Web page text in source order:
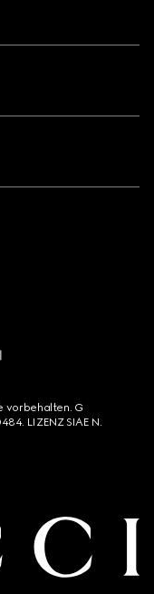
vorbehalten. G
LIZENZ SIAE N.